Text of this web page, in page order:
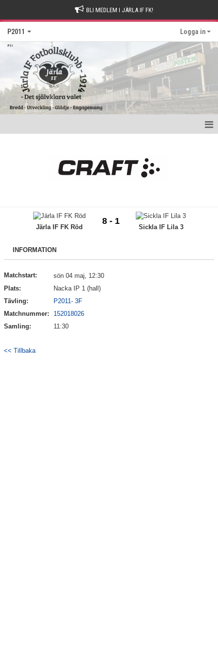
BLI MEDLEM I JÄRLA IF FK!
P2011 Logga in
Kontakt
Järla IF FK Röd
8 - 1
Sickla IF Lila 3
INFORMATION
Matchstart:
sön 04 maj, 12:30
Plats:
Nacka IP 1 (hall)
Tävling:
P2011- 3F
Matchnummer:
152018026
Samling:
11:30
<< Tillbaka